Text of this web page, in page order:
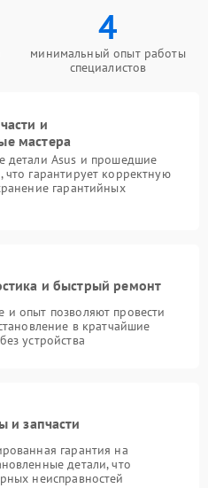
4
минимальный опыт работы
специалистов
и
мастера
детали Asus и прошедшие
гарантирует корректную
гарантийных
и быстрый ремонт
опыт позволяют провести
в кратчайшие
устройства
и запчасти
гарантия на
детали, что
неисправностей